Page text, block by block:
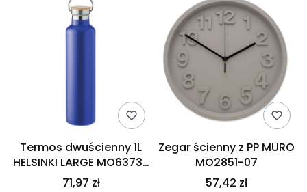
Termos dwuścienny 1L
HELSINKI LARGE MO6373-
04
71,97 zł
Zegar ścienny z PP MURO
MO2851-07
57,42 zł